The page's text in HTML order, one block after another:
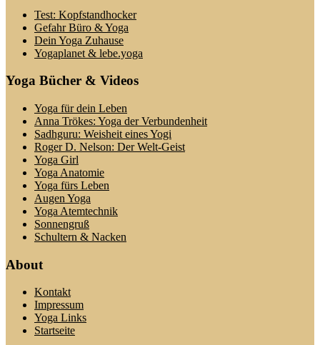
Test: Kopfstandhocker
Gefahr Büro & Yoga
Dein Yoga Zuhause
Yogaplanet & lebe.yoga
Yoga Bücher & Videos
Yoga für dein Leben
Anna Trökes: Yoga der Verbundenheit
Sadhguru: Weisheit eines Yogi
Roger D. Nelson: Der Welt-Geist
Yoga Girl
Yoga Anatomie
Yoga fürs Leben
Augen Yoga
Yoga Atemtechnik
Sonnengruß
Schultern & Nacken
About
Kontakt
Impressum
Yoga Links
Startseite